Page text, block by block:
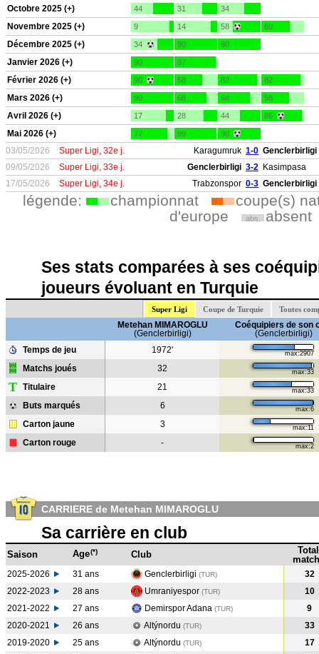
Octobre 2025 (+) 44 31 34
Novembre 2025 (+) 9 14 58 60
Décembre 2025 (+) 34 90 90
Janvier 2026 (+) 90 87
Février 2026 (+) 90 58 82 82
Mars 2026 (+) 90 68 68 58
Avril 2026 (+) 17 28 44 86
Mai 2026 (+) 77 89 90
03/05/2026 Super Ligi, 32e j. Karagumruk 1-0 Genclerbirligi
09/05/2026
Super Ligi, 33e j. Genclerbirligi 3-2 Kasimpasa
17/05/2026
Super Ligi, 34e j. Trabzonspor 0-3 Genclerbirligi
légende: championnat
coupe(s)
d'europe
abs. absent
Ses stats comparées à ses
joueurs évoluant en Turquie
Super Ligi Coupe de Turquie Toutes
Metehan MIMAROGLU
(Genclerbirligi)
Coéquipiers de son
(Genclerbirligi)
Temps de jeu
1972' max:2907
Matchs joués 32 max:33
T Titulaire 21 max:33
Buts marqués 6 max:6
Carton jaune 3 max:11
Carton rouge - max:2
CARRIERE de Metehan MIMAROGLU
Sa carrière en club
Saison Age(*) Club
Total
2025-2026 31 ans Genclerbirligi (TUR)
32
2022-2023
28 ans Umraniyespor (TUR)
10
2021-2022
27 ans Demirspor Adana (TUR)
9
2020-2021
26 ans Altýnordu (TUR)
33
2019-2020
25 ans Altýnordu (TUR)
17